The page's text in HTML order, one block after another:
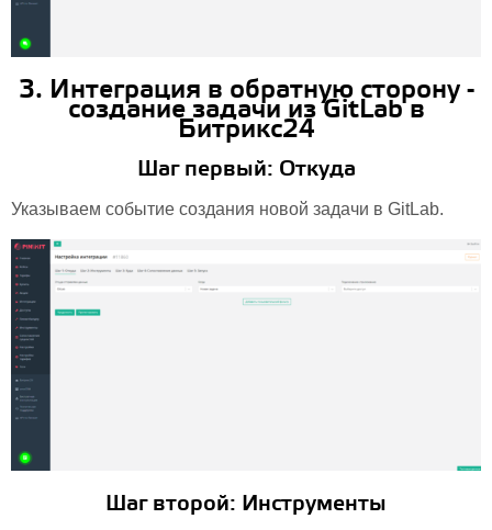
3. Интеграция в обратную сторону -
создание задачи из GitLab в
Битрикс24
Шаг первый: Откуда
Указываем событие создания новой задачи в GitLab.
Шаг второй: Инструменты